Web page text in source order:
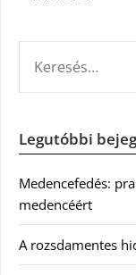
Legutóbbi
Medencefedés:
medencéért
A rozsdamentes